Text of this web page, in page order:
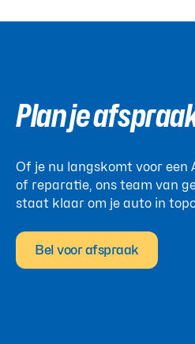
Plan je
Of je nu langskomt voor een
of reparatie, ons team van
staat klaar om je auto in
Bel voor afspraak